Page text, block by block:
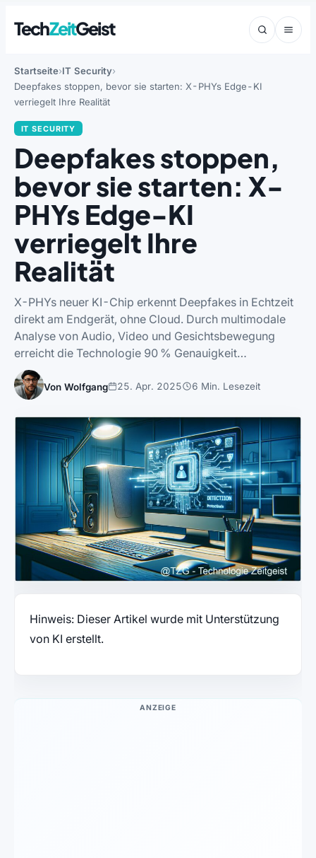
TechZeitGeist
Startseite IT Security
Deepfakes stoppen, bevor sie starten: X-PHYs Edge-KI
verriegelt Ihre Realität
IT SECURITY
Deepfakes stoppen,
bevor sie starten: X-
PHYs Edge-KI
verriegelt Ihre
Realität
X-PHYs neuer KI-Chip erkennt Deepfakes in Echtzeit
direkt am Endgerät, ohne Cloud. Durch multimodale
Analyse von Audio, Video und Gesichtsbewegung
erreicht die Technologie 90 % Genauigkeit…
Von Wolfgang 25. Apr. 2025 6 Min. Lesezeit
Hinweis: Dieser Artikel wurde mit Unterstützung
von KI erstellt.
ANZEIGE